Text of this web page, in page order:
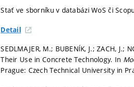
Stať ve sborníku v databázi WoS či
Detail
SEDLMAJER, M.; BUBENÍK, J.; ZACH,
Their Use in Concrete Technology. In
Prague: Czech Technical University in